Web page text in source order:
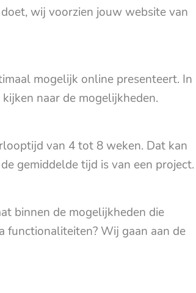
wij voorzien jouw website van
mogelijk online presenteert. In
naar de mogelijkheden.
van 4 tot 8 weken. Dat kan
gemiddelde tijd is van een project.
binnen de mogelijkheden die
functionaliteiten? Wij gaan aan de